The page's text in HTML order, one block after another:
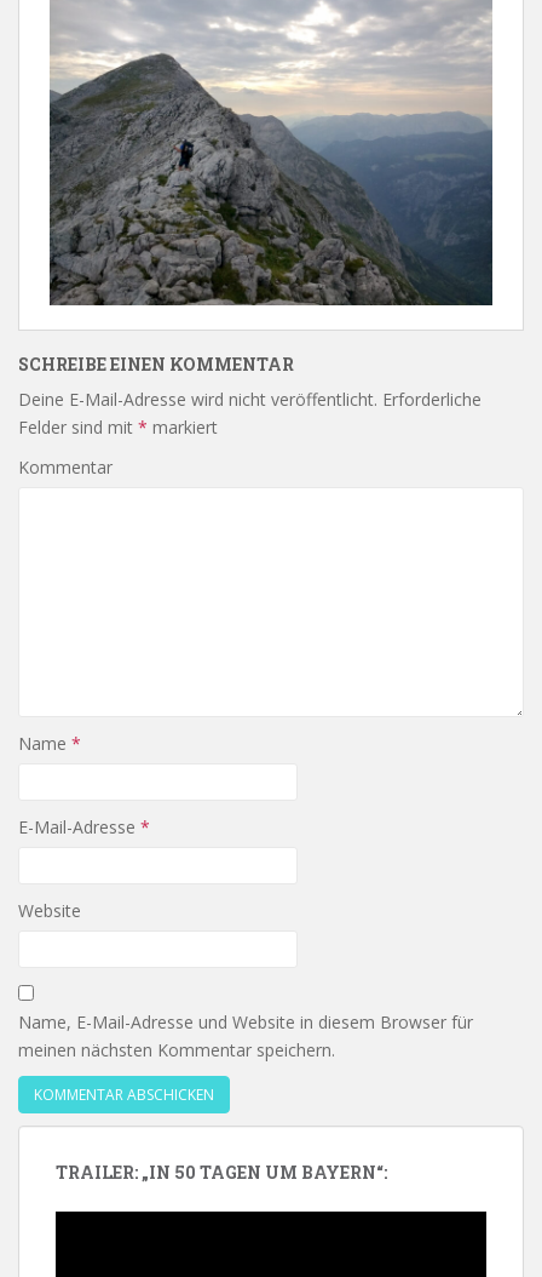
SCHREIBE EINEN KOMMENTAR
Deine E-Mail-Adresse wird nicht veröffentlicht. Erforderliche
Felder sind mit * markiert
Kommentar
Name *
E-Mail-Adresse *
Website
Name, E-Mail-Adresse und Website in diesem Browser für
meinen nächsten Kommentar speichern.
TRAILER: „IN 50 TAGEN UM BAYERN“: